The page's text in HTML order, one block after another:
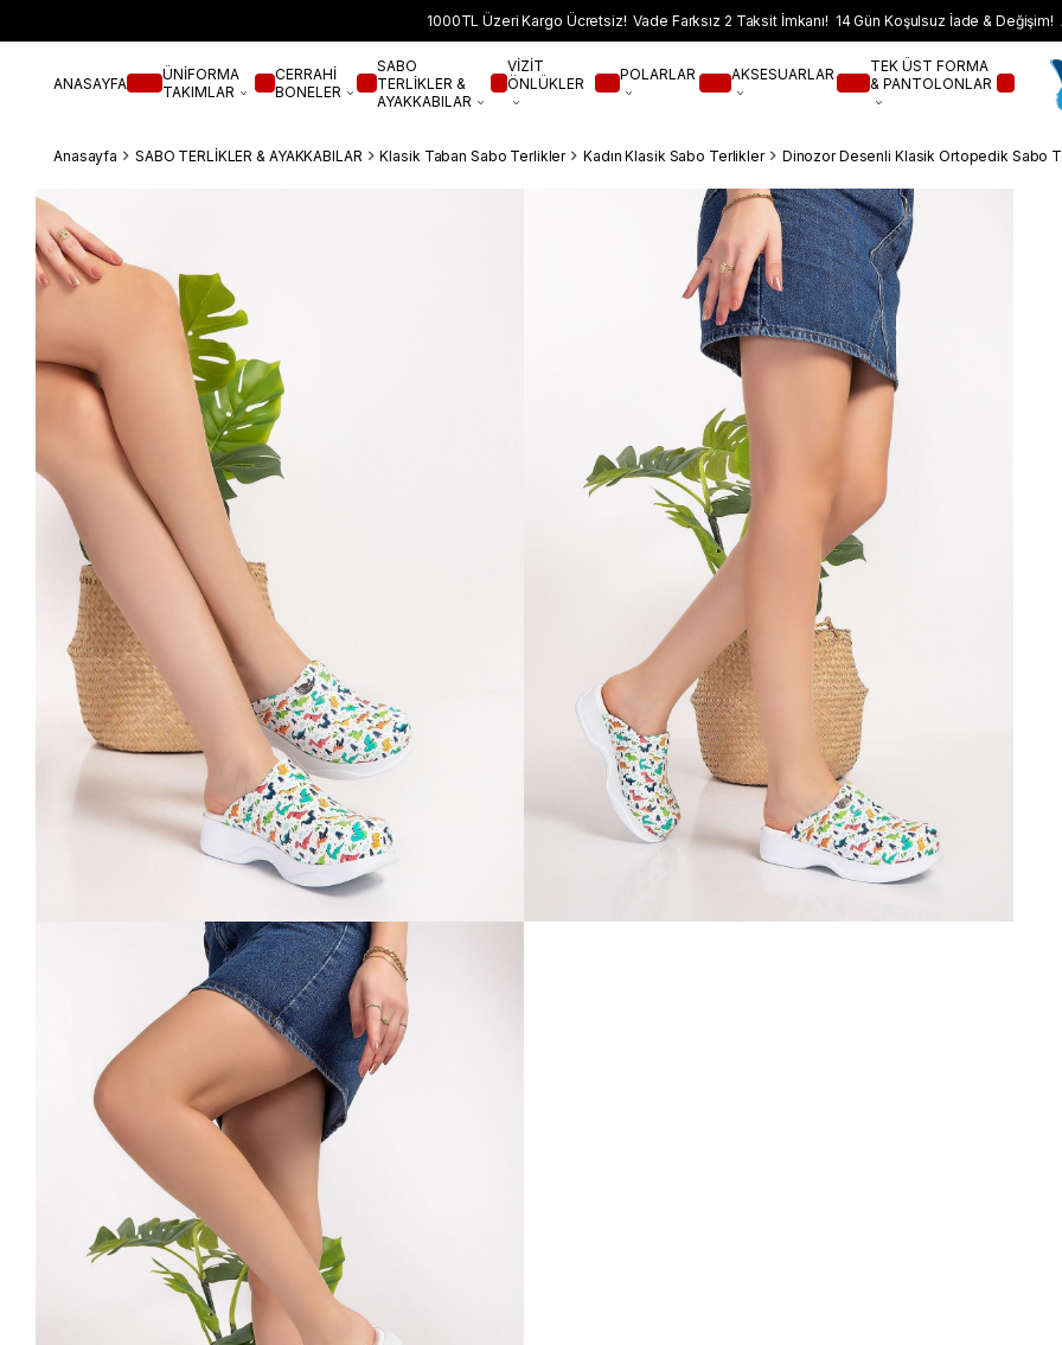
1000TL Üzeri Kargo Ücretsiz! Vade Farksız 2 Taksit İmkanı! 14 Gün Koşulsuz İade & Değişim!
ANASAYFA
ÜNİFORMA
TAKIMLAR
CERRAHİ
BONELER
SABO
TERLİKLER &
AYAKKABILAR
VİZİT
ÖNLÜKLER
POLARLAR AKSESUARLAR
TEK ÜST FORMA
& PANTOLONLAR
Anasayfa SABO TERLİKLER & AYAKKABILAR Klasik Taban Sabo Terlikler Kadın Klasik Sabo Terlikler Dinozor Desenli Klasik Ortopedik Sabo